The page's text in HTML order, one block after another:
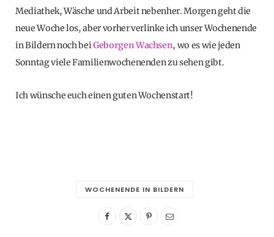
Mediathek, Wäsche und Arbeit nebenher. Morgen geht die
neue Woche los, aber vorher verlinke ich unser Wochenende
in Bildern noch beiGeborgen Wachsen, wo es wie jeden
Sonntag viele Familienwochenenden zu sehen gibt.
Ich wünsche euch einen guten Wochenstart!
WOCHENENDE IN BILDERN